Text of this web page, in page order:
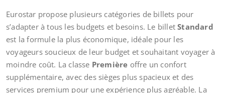
Eurostar propose plusieurs catégories de billets pour
s’adapter à tous les budgets et besoins. Le billetStandard
est la formule la plus économique, idéale pour les
voyageurs soucieux de leur budget et souhaitant voyager à
moindre coût. La classe Première offre un confort
supplémentaire, avec des sièges plus spacieux et des
services premium pour une expérience plus agréable. La